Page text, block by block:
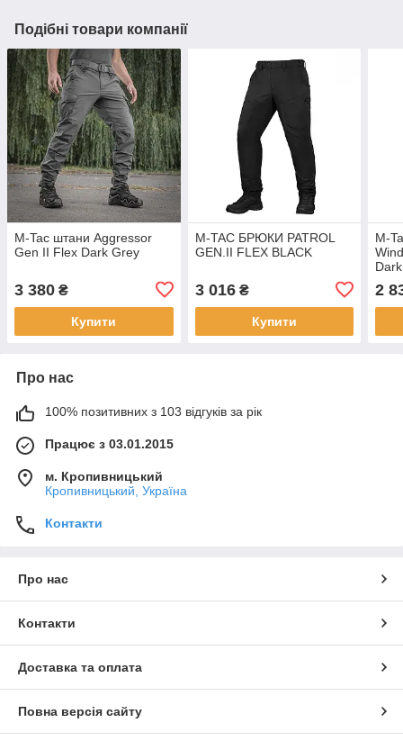
Подібні товари компанії
M-Tac штани Aggressor
Gen II Flex Dark Grey
3 380 ₴
Купити
M-TAC БРЮКИ PATROL
GEN.II FLEX BLACK
3 016₴
Купити
M-
2
Про нас
100% позитивних з 103 відгуків за рік
Працює з 03.01.2015
м. Кропивницький
Кропивницький, Україна
Контакти
Про нас
Контакти
Доставка та оплата
Повна версія сайту